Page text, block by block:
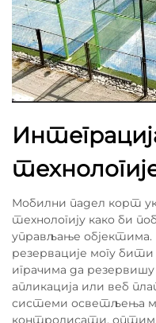
Мобилни падел корт
технологију како би
управљање
резервације могу
играчима да
апликација или веб
системи осветљења
контролисати,